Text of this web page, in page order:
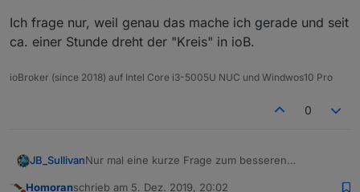
Ich frage nur, weil genau das mache ich gerade und seit
ca. einer Stunde dreht der "Kreis" in ioB.
ioBroker (since 2018) auf Intel Core i3-5005U NUC und Windwos10 Pro
0
JB_SullivanNur mal eine kurze Frage zum besseren
Homoranschrieb am 5. Dez. 2019, 20:02